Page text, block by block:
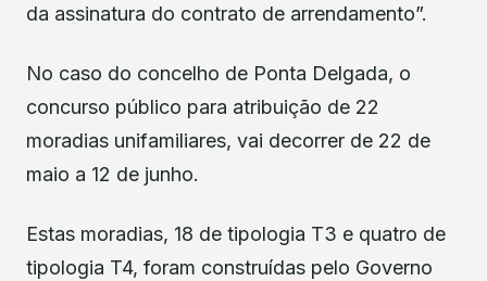
da assinatura do contrato de arrendamento”.
No caso do concelho de Ponta Delgada, o
concurso público para atribuição de 22
moradias unifamiliares, vai decorrer de 22 de
maio a 12 de junho.
Estas moradias, 18 de tipologia T3 e quatro de
tipologia T4, foram construídas pelo Governo